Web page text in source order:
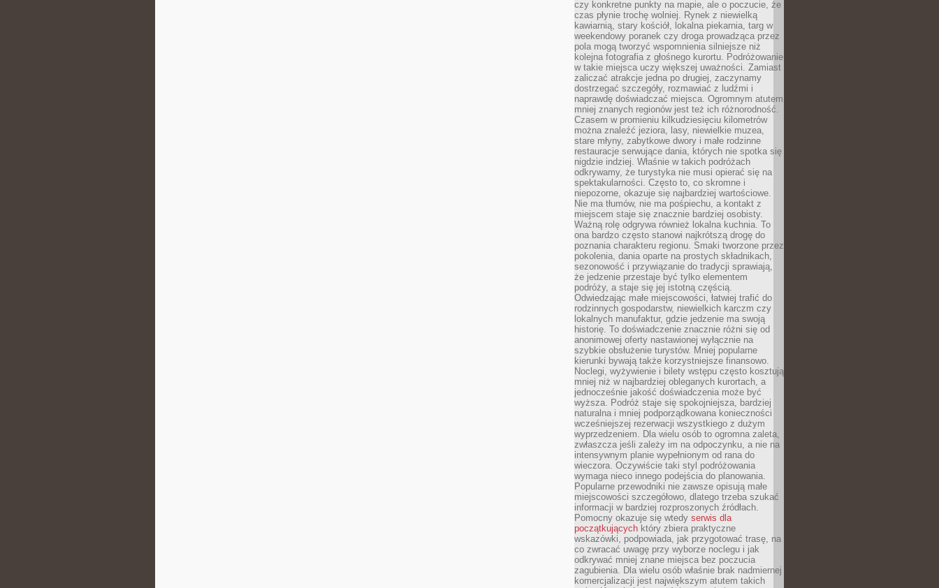
czy konkretne punkty na mapie, ale o poczucie, że
czas płynie trochę wolniej. Rynek z niewielką
kawiarnią, stary kościół, lokalna piekarnia, targ w
weekendowy poranek czy droga prowadząca przez
pola mogą tworzyć wspomnienia silniejsze niż
kolejna fotografia z głośnego kurortu. Podróżowanie
w takie miejsca uczy większej uważności. Zamiast
zaliczać atrakcje jedna po drugiej, zaczynamy
dostrzegać szczegóły, rozmawiać z ludźmi i
naprawdę doświadczać miejsca. Ogromnym atutem
mniej znanych regionów jest też ich różnorodność.
Czasem w promieniu kilkudziesięciu kilometrów
można znaleźć jeziora, lasy, niewielkie muzea,
stare młyny, zabytkowe dwory i małe rodzinne
restauracje serwujące dania, których nie spotka się
nigdzie indziej. Właśnie w takich podróżach
odkrywamy, że turystyka nie musi opierać się na
spektakularności. Często to, co skromne i
niepozorne, okazuje się najbardziej wartościowe.
Nie ma tłumów, nie ma pośpiechu, a kontakt z
miejscem staje się znacznie bardziej osobisty.
Ważną rolę odgrywa również lokalna kuchnia. To
ona bardzo często stanowi najkrótszą drogę do
poznania charakteru regionu. Smaki tworzone przez
pokolenia, dania oparte na prostych składnikach,
sezonowość i przywiązanie do tradycji sprawiają,
że jedzenie przestaje być tylko elementem
podróży, a staje się jej istotną częścią.
Odwiedzając małe miejscowości, łatwiej trafić do
rodzinnych gospodarstw, niewielkich karczm czy
lokalnych manufaktur, gdzie jedzenie ma swoją
historię. To doświadczenie znacznie różni się od
anonimowej oferty nastawionej wyłącznie na
szybkie obsłużenie turystów. Mniej popularne
kierunki bywają także korzystniejsze finansowo.
Noclegi, wyżywienie i bilety wstępu często kosztują
mniej niż w najbardziej obleganych kurortach, a
jednocześnie jakość doświadczenia może być
wyższa. Podróż staje się spokojniejsza, bardziej
naturalna i mniej podporządkowana konieczności
wcześniejszej rezerwacji wszystkiego z dużym
wyprzedzeniem. Dla wielu osób to ogromna zaleta,
zwłaszcza jeśli zależy im na odpoczynku, a nie na
intensywnym planie wypełnionym od rana do
wieczora. Oczywiście taki styl podróżowania
wymaga nieco innego podejścia do planowania.
Popularne przewodniki nie zawsze opisują małe
miejscowości szczegółowo, dlatego trzeba szukać
informacji w bardziej rozproszonych źródłach.
Pomocny okazuje się wtedy serwis dla
początkujących który zbiera praktyczne
wskazówki, podpowiada, jak przygotować trasę, na
co zwracać uwagę przy wyborze noclegu i jak
odkrywać mniej znane miejsca bez poczucia
zagubienia. Dla wielu osób właśnie brak nadmiernej
komercjalizacji jest największym atutem takich